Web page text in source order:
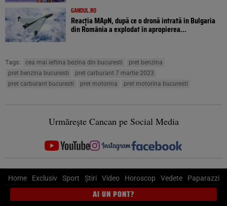
GANDUL.RO
Reacția MApN, după ce o dronă intrată în Bulgaria
din România a explodat în apropierea...
Tags: cea mai ieftina bezina din bucuresti
pret benzina
pret benzina bucuresti
pret carburant 7 martie 2023
pret carburant bucuresti
pret motorina pret motorina bucuresti
Urmărește Cancan pe Social Media
Home Exclusiv Sport Știri Video Horoscop Vedete Paparazzi
AI UN PONT?